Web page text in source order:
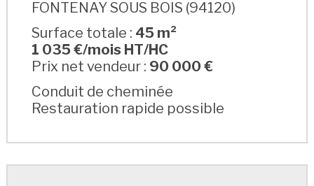
FONTENAY SOUS BOIS (94120)
Surface totale : 45 m²
1 035 €/mois HT/HC
Prix net vendeur : 90 000 €
Conduit de cheminée
Restauration rapide possible